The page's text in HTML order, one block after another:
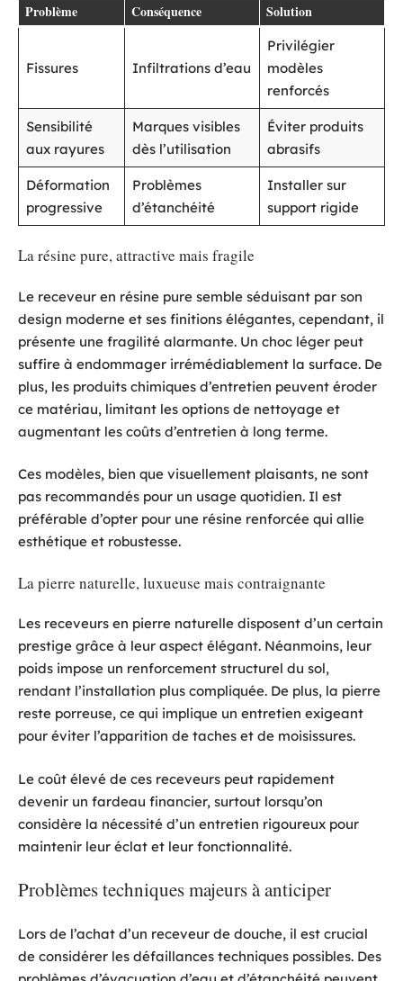
Problème Conséquence Solution
Fissures Infiltrations d’eau
Privilégier
modèles
renforcés
Sensibilité
aux rayures
Marques visibles
dès l’utilisation
Éviter produits
abrasifs
Déformation
progressive
Problèmes
d’étanchéité
Installer sur
support rigide
La résine pure, attractive mais fragile
Le receveur en résine pure semble séduisant par son
design moderne et ses finitions élégantes, cependant, il
présente une fragilité alarmante. Un choc léger peut
suffire à endommager irrémédiablement la surface. De
plus, les produits chimiques d’entretien peuvent éroder
ce matériau, limitant les options de nettoyage et
augmentant les coûts d’entretien à long terme.
Ces modèles, bien que visuellement plaisants, ne sont
pas recommandés pour un usage quotidien. Il est
préférable d’opter pour une résine renforcée qui allie
esthétique et robustesse.
La pierre naturelle, luxueuse mais contraignante
Les receveurs en pierre naturelle disposent d’un certain
prestige grâce à leur aspect élégant. Néanmoins, leur
poids impose un renforcement structurel du sol,
rendant l’installation plus compliquée. De plus, la pierre
reste porreuse, ce qui implique un entretien exigeant
pour éviter l’apparition de taches et de moisissures.
Le coût élevé de ces receveurs peut rapidement
devenir un fardeau financier, surtout lorsqu’on
considère la nécessité d’un entretien rigoureux pour
maintenir leur éclat et leur fonctionnalité.
Problèmes techniques majeurs à anticiper
Lors de l’achat d’un receveur de douche, il est crucial
de considérer les défaillances techniques possibles. Des